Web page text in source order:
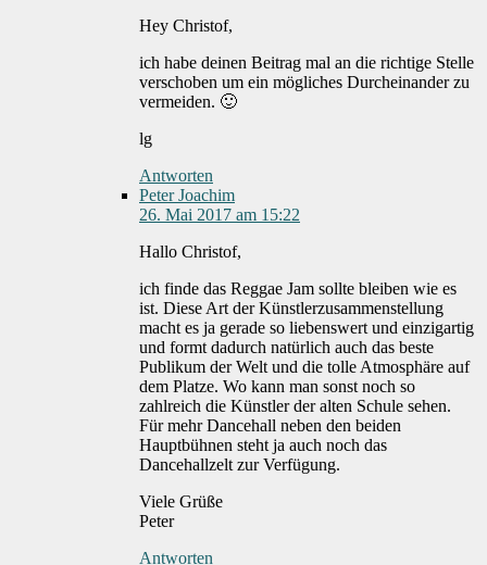
Hey Christof,
ich habe deinen Beitrag mal an die richtige Stelle
verschoben um ein mögliches Durcheinander zu
vermeiden. 🙂
lg
Antworten
Peter Joachim
26. Mai 2017 am 15:22
Hallo Christof,
ich finde das Reggae Jam sollte bleiben wie es
ist. Diese Art der Künstlerzusammenstellung
macht es ja gerade so liebenswert und einzigartig
und formt dadurch natürlich auch das beste
Publikum der Welt und die tolle Atmosphäre auf
dem Platze. Wo kann man sonst noch so
zahlreich die Künstler der alten Schule sehen.
Für mehr Dancehall neben den beiden
Hauptbühnen steht ja auch noch das
Dancehallzelt zur Verfügung.
Viele Grüße
Peter
Antworten